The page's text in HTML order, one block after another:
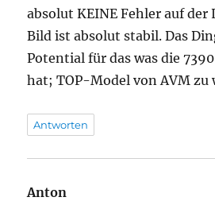
absolut KEINE Fehler auf der
Bild ist absolut stabil. Das
Potential für das was die
hat; TOP-Model von AVM zu
Antworten
Anton